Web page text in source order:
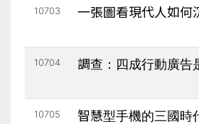
10703 一張圖看現代人如何
10704 調查：四成行動廣告
10705 智慧型手機的三國時